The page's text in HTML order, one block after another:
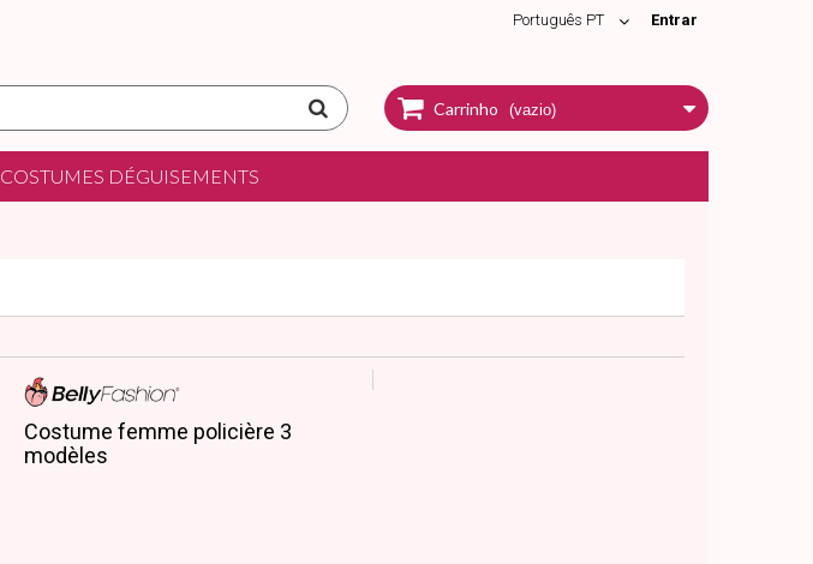
Entrar
Português PT
Carrinho (vazio)
COSTUMES DÉGUISEMENTS
Costume femme policière 3
modèles